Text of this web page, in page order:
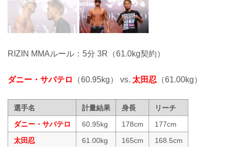
RIZIN MMAルール：5分 3R（61.0kg契約）
ダニー・サバテロ （60.95kg） vs. 太田忍 （61.00kg）
選手名 計量結果 身長
リーチ
ダニー・サバテロ
60.95kg 178cm
177cm
太田忍
61.00kg 165cm
168.5cm